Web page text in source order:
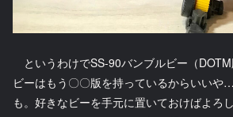
というわけでSS-90バンブルビー（
ビーはもう〇〇版を持っているからいいや
も。好きなビーを手元に置いておけばよろ